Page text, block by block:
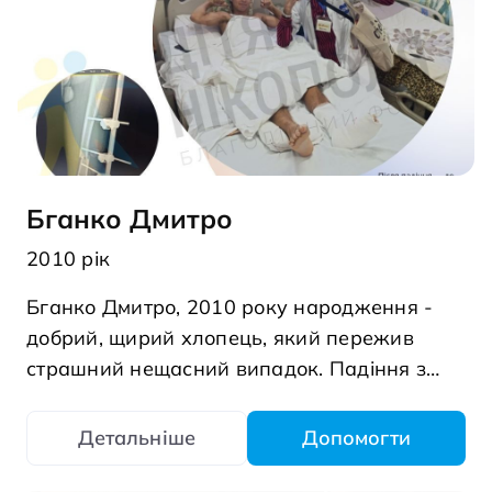
Бганко Дмитро
2010 рік
Бганко Дмитро, 2010 року народження -
добрий, щирий хлопець, який пережив
страшний нещасний випадок. Падіння з
складні травми. Після тривалого лікування,
багатьох операцій і місяців у лікарні Дмитро
Детальніше Допомогти